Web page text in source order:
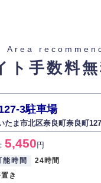
の個人情報をご本人の同
かに開示いたします（ご
請求がある場合は適切に
り適切に管理するよう社
Area
ト手数料無
3駐車場
たま市北区奈良町奈良町
5,450円
能時間
24時間
き